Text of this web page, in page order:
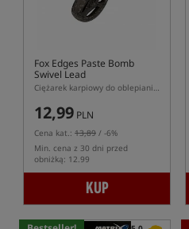
Fox Edges Paste Bomb
Swivel Lead
Ciężarek karpiowy do oblepiania pastą
12,99 PLN
Cena kat.: 13,89 / -6%
Min. cena z 30 dni przed
obniżką: 12.99
KUP